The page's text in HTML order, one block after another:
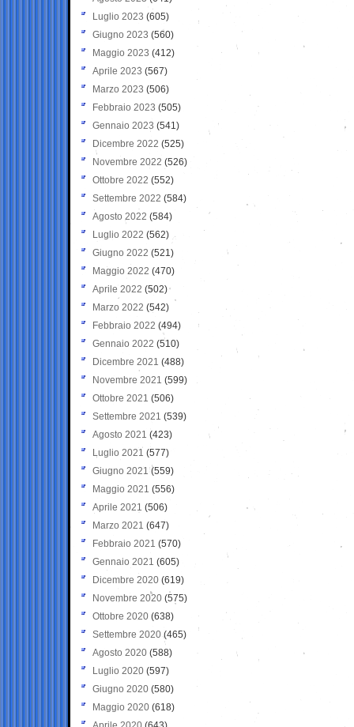
Luglio 2023 (605)
Giugno 2023 (560)
Maggio 2023 (412)
Aprile 2023 (567)
Marzo 2023 (506)
Febbraio 2023 (505)
Gennaio 2023 (541)
Dicembre 2022 (525)
Novembre 2022 (526)
Ottobre 2022 (552)
Settembre 2022 (584)
Agosto 2022 (584)
Luglio 2022 (562)
Giugno 2022 (521)
Maggio 2022 (470)
Aprile 2022 (502)
Marzo 2022 (542)
Febbraio 2022 (494)
Gennaio 2022 (510)
Dicembre 2021 (488)
Novembre 2021 (599)
Ottobre 2021 (506)
Settembre 2021 (539)
Agosto 2021 (423)
Luglio 2021 (577)
Giugno 2021(559)
Maggio 2021 (556)
Aprile 2021 (506)
Marzo 2021 (647)
Febbraio 2021 (570)
Gennaio 2021 (605)
Dicembre 2020 (619)
Novembre 2020 (575)
Ottobre 2020 (638)
Settembre 2020(465)
Agosto 2020 (588)
Luglio 2020 (597)
Giugno 2020 (580)
Maggio 2020 (618)